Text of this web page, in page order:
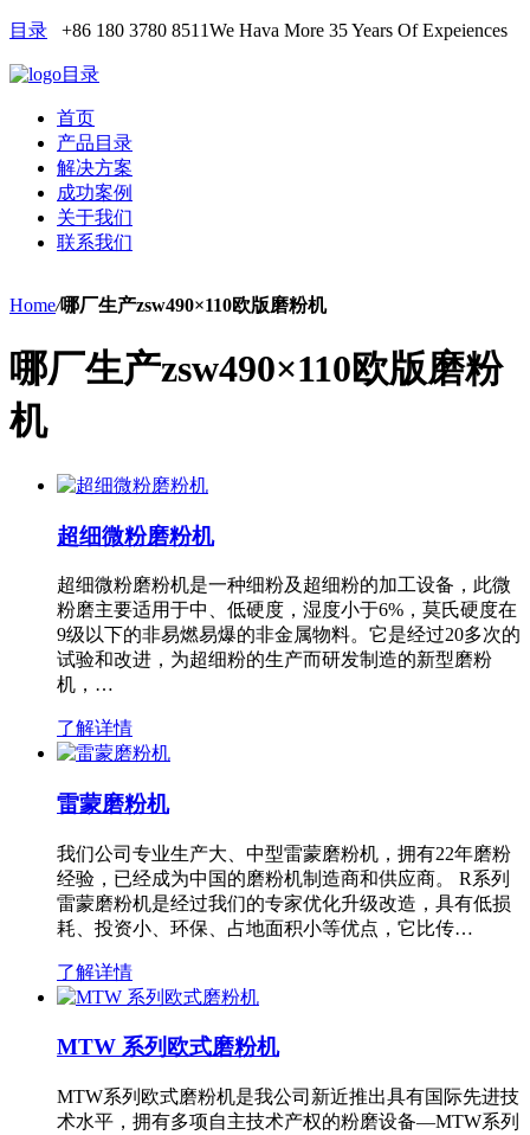
目录 +86 180 3780 8511We Hava More 35 Years Of Expeiences
目录
首页
产品目录
解决方案
成功案例
关于我们
联系我们
Home/哪厂生产zsw490×110欧版磨粉机
哪厂生产zsw490×110欧版磨粉
机
超细微粉磨粉机
超细微粉磨粉机是一种细粉及超细粉的加工设备，此微
粉磨主要适用于中、低硬度，湿度小于6%，莫氏硬度在
9级以下的非易燃易爆的非金属物料。它是经过20多次的
试验和改进，为超细粉的生产而研发制造的新型磨粉
机，…
了解详情
雷蒙磨粉机
我们公司专业生产大、中型雷蒙磨粉机，拥有22年磨粉
经验，已经成为中国的磨粉机制造商和供应商。 R系列
雷蒙磨粉机是经过我们的专家优化升级改造，具有低损
耗、投资小、环保、占地面积小等优点，它比传…
了解详情
MTW 系列欧式磨粉机
MTW系列欧式磨粉机是我公司新近推出具有国际先进技
术水平，拥有多项自主技术产权的粉磨设备—MTW系列